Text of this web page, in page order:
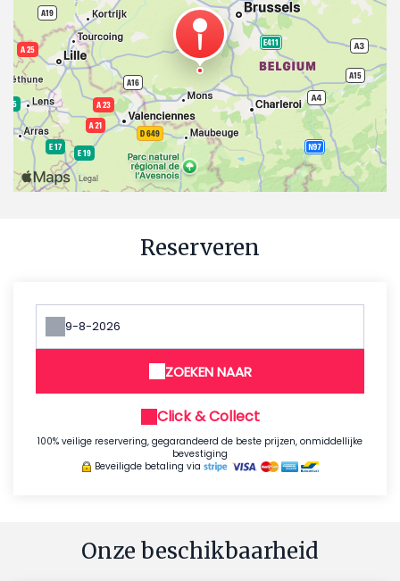
Reserveren
ZOEKEN NAAR
Click & Collect
100% veilige reservering, gegarandeerd de beste prijzen, onmiddellijke
bevestiging
Beveiligde betaling via
Onze beschikbaarheid